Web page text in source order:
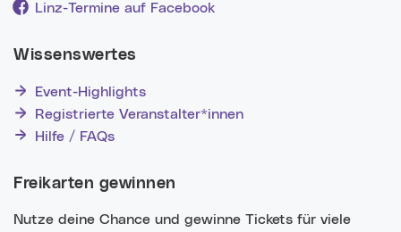
Linz-Termine auf Facebook
Wissenswertes
Event-Highlights
Registrierte Veranstalter*innen
Hilfe / FAQs
Freikarten gewinnen
Nutze deine Chance und gewinne Tickets für viele